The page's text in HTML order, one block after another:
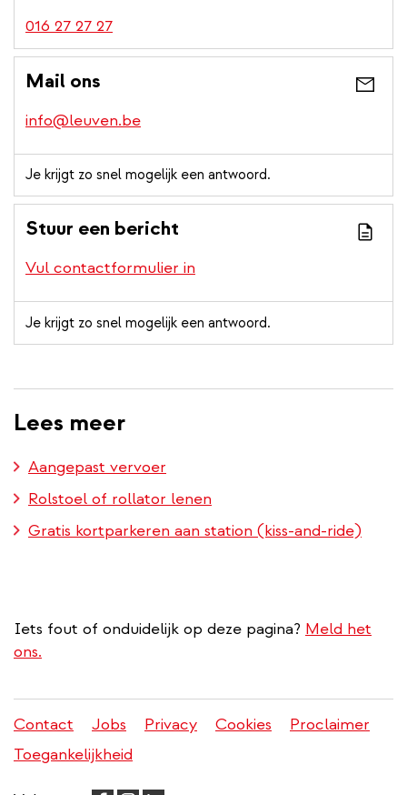
016 27 27 27
Mail ons
info@leuven.be
Je krijgt zo snel mogelijk een antwoord.
Stuur een bericht
Vul contactformulier in
Je krijgt zo snel mogelijk een antwoord.
Lees meer
Aangepast vervoer
Rolstoel of rollator lenen
Gratis kortparkeren aan station (kiss-and-ride)
Iets fout of onduidelijk op deze pagina? Meld het
ons.
Juridisch
menu
Contact Jobs Privacy Cookies
Proclaimer
Toegankelijkheid